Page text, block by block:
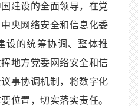
建设的全面领导，在党
央网络安全和信息化委
设的统筹协调、整体推
地方党委网络安全和信
事协调机制，将数字化
位置，切实落实责任。